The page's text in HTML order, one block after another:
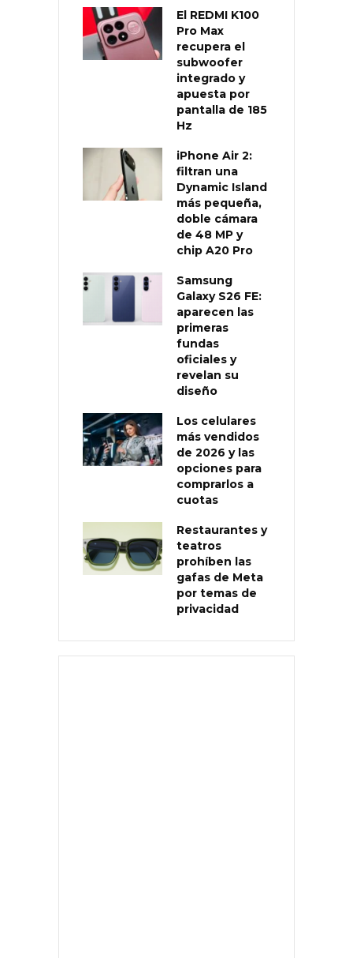
El REDMI K100
Pro Max
recupera el
subwoofer
integrado y
apuesta por
pantalla de 185
Hz
iPhone Air 2:
filtran una
Dynamic Island
más pequeña,
doble cámara
de 48 MP y
chip A20 Pro
Samsung
Galaxy S26 FE:
aparecen las
primeras
fundas
oficiales y
revelan su
diseño
Los celulares
más vendidos
de 2026 y las
opciones para
comprarlos a
cuotas
Restaurantes y
teatros
prohíben las
gafas de Meta
por temas de
privacidad